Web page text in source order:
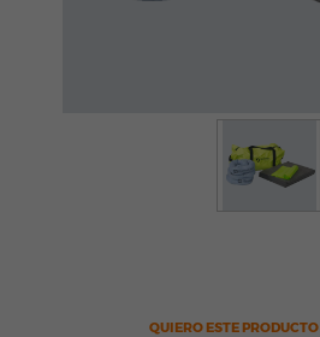
QUIERO ESTE PRODUCTO